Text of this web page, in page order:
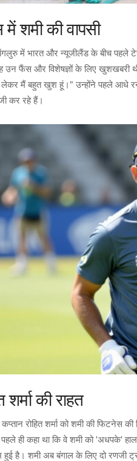
शमी की वापसी
में भारत और न्यूजीलैंड के बीच पहले
उन फैंस और विशेषज्ञों के लिए खुशखबरी
मैं बहुत खुश हूं।" उन्होंने पहले आधे रन-
कर रहे हैं।
शर्मा की राहत
रोहित शर्मा को शमी की फिटनेस
पहले ही कहा था कि वे शमी को 'अधपके'
हुई है। शमी अब बंगाल के लिए दो रणजी